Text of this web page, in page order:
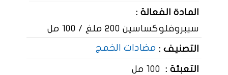
المادة الفعالة :
سيبروفلوكساسين 200 ملغ / 100 مل
التصنيف : مضادات الخمج
التعبئة : 100 مل